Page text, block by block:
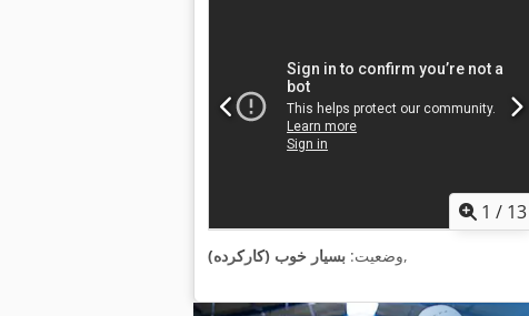
1 / 13
وضعیت: بسیار خوب (کارکرده) ,